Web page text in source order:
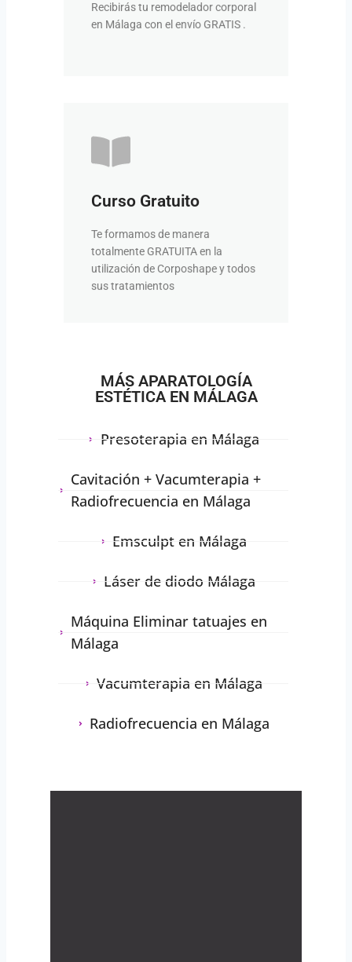
MÁS APARATOLOGÍA
ESTÉTICA EN MÁLAGA
Presoterapia en Málaga
Cavitación + Vacumterapia +
Radiofrecuencia en Málaga
Emsculpt en Málaga
Láser de diodo Málaga
Máquina Eliminar tatuajes en
Málaga
Vacumterapia en Málaga
Radiofrecuencia en Málaga
Recibirás tu remodelador corporal
en Málaga con el envío GRATIS .
Tu pedido en 24-48
horas
Curso Gratuito
Te formamos de manera
totalmente GRATUITA en la
utilización de Corposhape y todos
sus tratamientos
Formación bonificada
Si además quieres formarte en
tenemos formaciones bonificadas